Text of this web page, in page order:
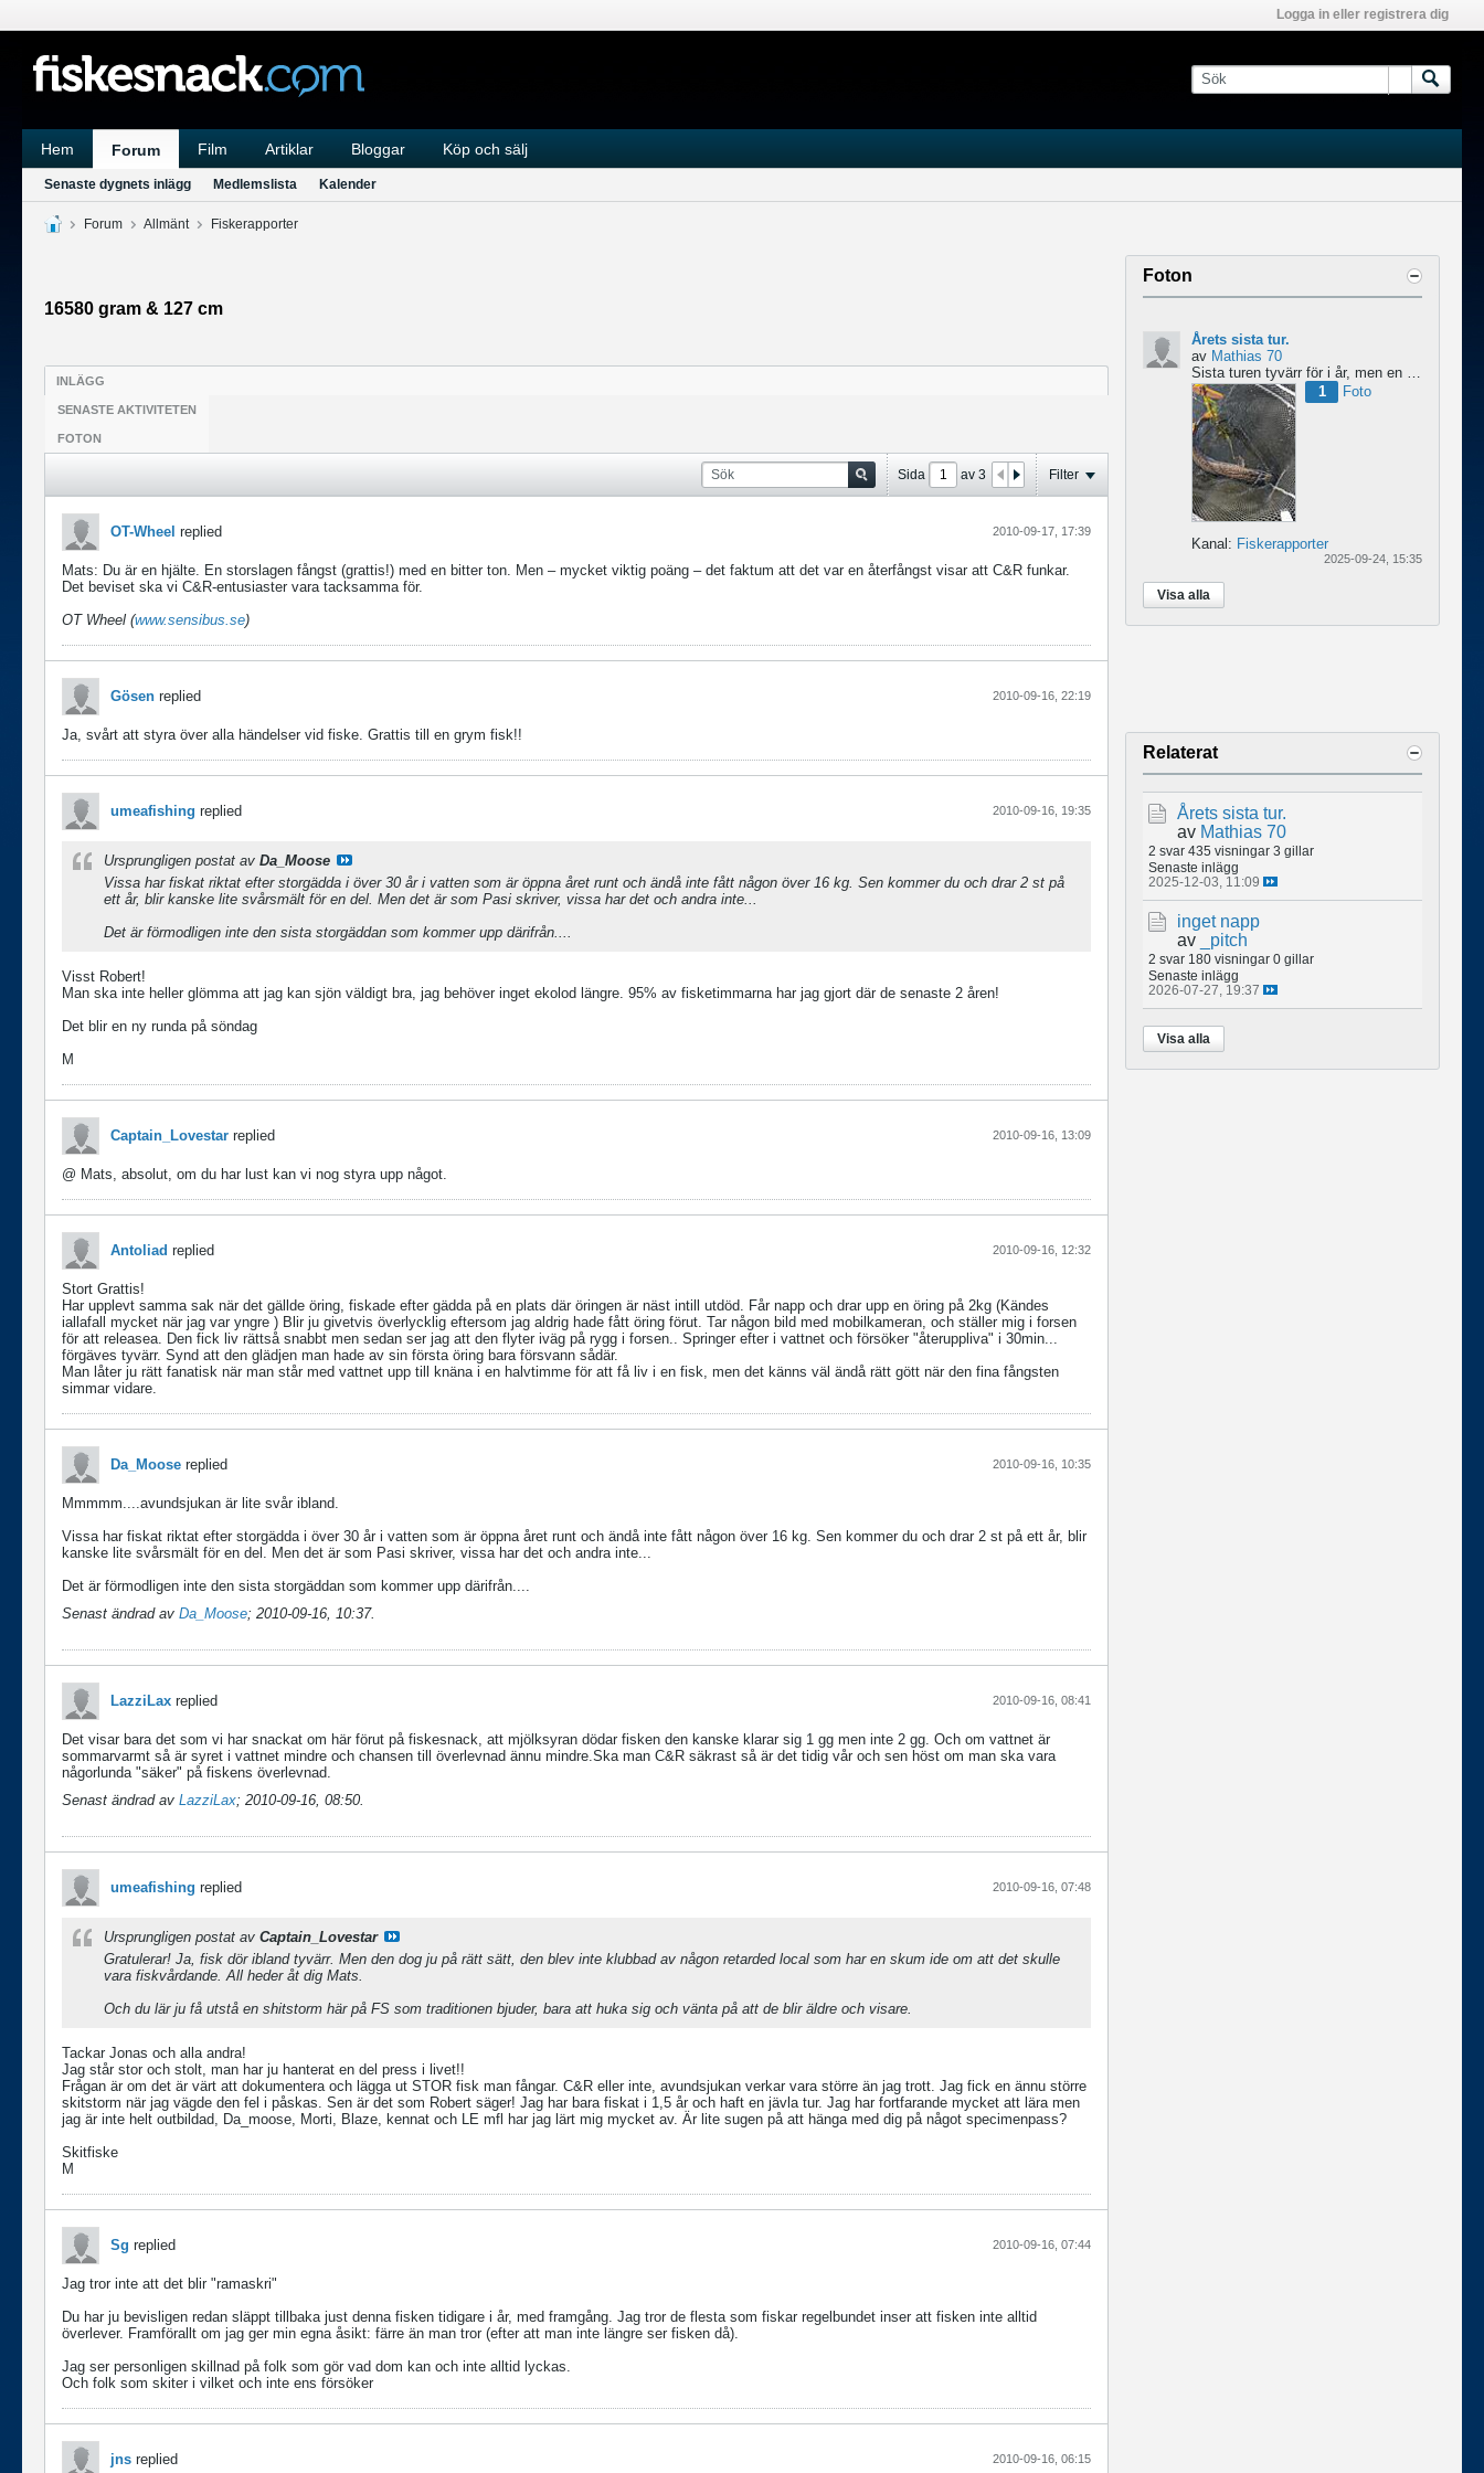
Logga in eller registrera dig
Hem Forum Film Artiklar Bloggar Köp och sälj
Senaste dygnets inlägg Medlemslista Kalender
Forum Allmänt Fiskerapporter
16580 gram & 127 cm
INLÄGG
SENASTE AKTIVITETEN
FOTON
Sida av 3 Filter
OT-Wheel replied 2010-09-17, 17:39
Mats: Du är en hjälte. En storslagen fångst (grattis!) med en bitter ton. Men – mycket viktig poäng – det faktum att det var en återfångst visar att C&R funkar.
Det beviset ska vi C&R-entusiaster vara tacksamma för.
OT Wheel (www.sensibus.se)
Gösen replied 2010-09-16, 22:19
Ja, svårt att styra över alla händelser vid fiske. Grattis till en grym fisk!!
umeafishing replied 2010-09-16, 19:35
Ursprungligen postat av Da_Moose
Vissa har fiskat riktat efter storgädda i över 30 år i vatten som är öppna året runt och ändå inte fått någon över 16 kg. Sen kommer du och drar 2 st på
ett år, blir kanske lite svårsmält för en del. Men det är som Pasi skriver, vissa har det och andra inte...
Det är förmodligen inte den sista storgäddan som kommer upp därifrån....
Visst Robert!
Man ska inte heller glömma att jag kan sjön väldigt bra, jag behöver inget ekolod längre. 95% av fisketimmarna har jag gjort där de senaste 2 åren!
Det blir en ny runda på söndag
M
Captain_Lovestar replied 2010-09-16, 13:09
@ Mats, absolut, om du har lust kan vi nog styra upp något.
Antoliad replied 2010-09-16, 12:32
Stort Grattis!
Har upplevt samma sak när det gällde öring, fiskade efter gädda på en plats där öringen är näst intill utdöd. Får napp och drar upp en öring på 2kg (Kändes
iallafall mycket när jag var yngre ) Blir ju givetvis överlycklig eftersom jag aldrig hade fått öring förut. Tar någon bild med mobilkameran, och ställer mig i forsen
för att releasea. Den fick liv rättså snabbt men sedan ser jag att den flyter iväg på rygg i forsen.. Springer efter i vattnet och försöker "återuppliva" i 30min...
förgäves tyvärr. Synd att den glädjen man hade av sin första öring bara försvann sådär.
Man låter ju rätt fanatisk när man står med vattnet upp till knäna i en halvtimme för att få liv i en fisk, men det känns väl ändå rätt gött när den fina fångsten
simmar vidare.
Da_Moose replied 2010-09-16, 10:35
Mmmmm....avundsjukan är lite svår ibland.
Vissa har fiskat riktat efter storgädda i över 30 år i vatten som är öppna året runt och ändå inte fått någon över 16 kg. Sen kommer du och drar 2 st på ett år, blir
kanske lite svårsmält för en del. Men det är som Pasi skriver, vissa har det och andra inte...
Det är förmodligen inte den sista storgäddan som kommer upp därifrån....
Senast ändrad av Da_Moose; 2010-09-16, 10:37.
LazziLax replied 2010-09-16, 08:41
Det visar bara det som vi har snackat om här förut på fiskesnack, att mjölksyran dödar fisken den kanske klarar sig 1 gg men inte 2 gg. Och om vattnet är
sommarvarmt så är syret i vattnet mindre och chansen till överlevnad ännu mindre.Ska man C&R säkrast så är det tidig vår och sen höst om man ska vara
någorlunda "säker" på fiskens överlevnad.
Senast ändrad av LazziLax; 2010-09-16, 08:50.
umeafishing replied 2010-09-16, 07:48
Ursprungligen postat av Captain_Lovestar
Gratulerar! Ja, fisk dör ibland tyvärr. Men den dog ju på rätt sätt, den blev inte klubbad av någon retarded local som har en skum ide om att det skulle
vara fiskvårdande. All heder åt dig Mats.
Och du lär ju få utstå en shitstorm här på FS som traditionen bjuder, bara att huka sig och vänta på att de blir äldre och visare.
Tackar Jonas och alla andra!
Jag står stor och stolt, man har ju hanterat en del press i livet!!
Frågan är om det är värt att dokumentera och lägga ut STOR fisk man fångar. C&R eller inte, avundsjukan verkar vara större än jag trott. Jag fick en ännu större
skitstorm när jag vägde den fel i påskas. Sen är det som Robert säger! Jag har bara fiskat i 1,5 år och haft en jävla tur. Jag har fortfarande mycket att lära men
jag är inte helt outbildad, Da_moose, Morti, Blaze, kennat och LE mfl har jag lärt mig mycket av. Är lite sugen på att hänga med dig på något specimenpass?
Skitfiske
M
Sg replied 2010-09-16, 07:44
Jag tror inte att det blir "ramaskri"
Du har ju bevisligen redan släppt tillbaka just denna fisken tidigare i år, med framgång. Jag tror de flesta som fiskar regelbundet inser att fisken inte alltid
överlever. Framförallt om jag ger min egna åsikt: färre än man tror (efter att man inte längre ser fisken då).
Jag ser personligen skillnad på folk som gör vad dom kan och inte alltid lyckas.
Och folk som skiter i vilket och inte ens försöker
jns replied 2010-09-16, 06:15
Foton
Årets sista tur.
av Mathias 70
Sista turen tyvärr för i år, men en fin skärgårds gädda på 9,2 som tog en jack Cobb blev ett fint avslut....
1
Foto
Kanal: Fiskerapporter
2025-09-24, 15:35
Visa alla
Relaterat
Årets sista tur.
av Mathias 70
2 svar 435 visningar 3 gillar
Senaste inlägg
2025-12-03, 11:09
inget napp
av
_pitch
2 svar 180 visningar 0 gillar
Senaste inlägg
2026-07-27, 19:37
Visa alla